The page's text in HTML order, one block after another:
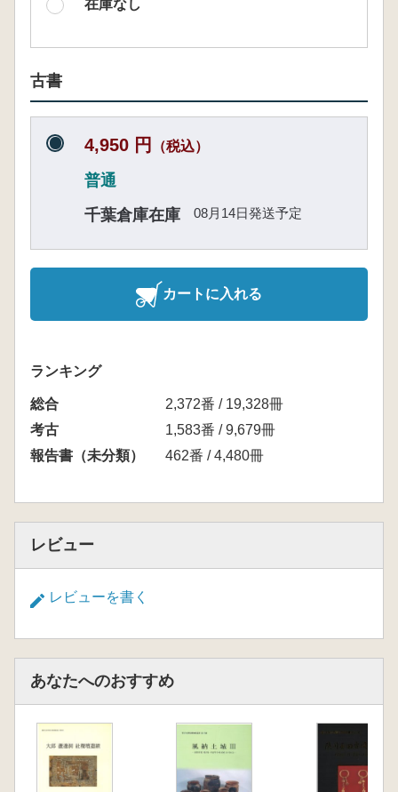
在庫なし
古書
4,950 円 （税込）
普通
千葉倉庫在庫
08月14日発送予定
カートに入れる
ランキング
総合
2,372番 / 19,328冊
考古
1,583番 / 9,679冊
報告書（未分類）
462番 / 4,480冊
レビュー
レビューを書く
あなたへのおすすめ